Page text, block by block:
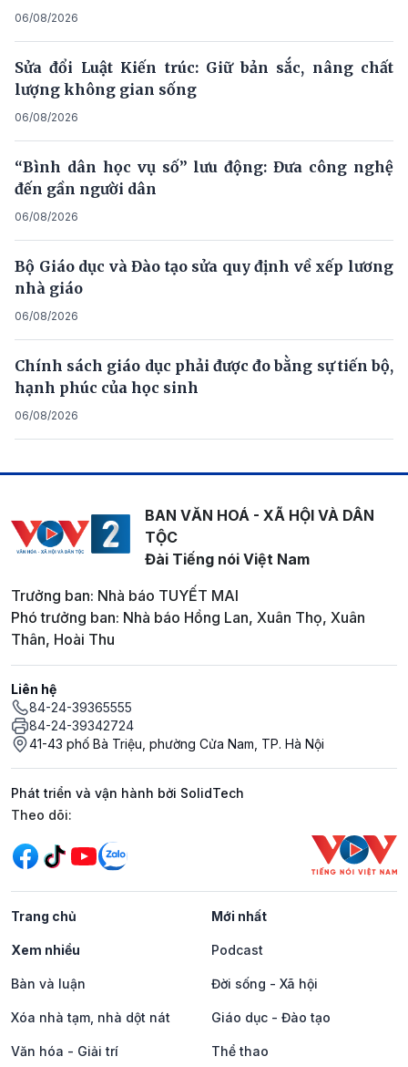
06/08/2026
Sửa đổi Luật Kiến trúc: Giữ bản sắc, nâng chất
lượng không gian sống
06/08/2026
“Bình dân học vụ số” lưu động: Đưa công nghệ
đến gần người dân
06/08/2026
Bộ Giáo dục và Đào tạo sửa quy định về xếp lương
nhà giáo
06/08/2026
Chính sách giáo dục phải được đo bằng sự tiến bộ,
hạnh phúc của học sinh
06/08/2026
BAN VĂN HOÁ - XÃ HỘI VÀ DÂN
TỘC
Đài Tiếng nói Việt Nam
Trưởng ban: Nhà báo TUYẾT MAI
Phó trưởng ban: Nhà báo Hồng Lan, Xuân Thọ, Xuân
Thân, Hoài Thu
Liên hệ
84-24-39365555
84-24-39342724
41-43 phố Bà Triệu, phường Cửa Nam, TP. Hà Nội
Phát triển và vận hành bởi SolidTech
Mạng xã hội
Theo dõi:
Trang chủ Mới nhất
Xem nhiều Podcast
Bàn và luận Đời sống - Xã hội
Xóa nhà tạm, nhà dột nát Giáo dục - Đào tạo
Văn hóa - Giải trí Thể thao